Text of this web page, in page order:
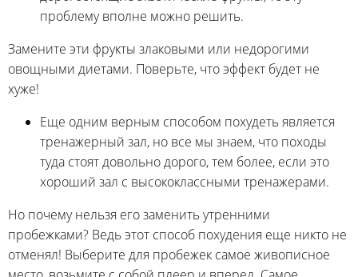
проблему вполне можно решить.
Замените эти фрукты злаковыми или недорогими
овощными диетами. Поверьте, что эффект будет не
хуже!
Еще одним верным способом похудеть является
тренажерный зал, но все мы знаем, что походы
туда стоят довольно дорого, тем более, если это
хороший зал с высококлассными тренажерами.
Но почему нельзя его заменить утренними
пробежками? Ведь этот способ похудения еще никто не
отменял! Выберите для пробежек самое живописное